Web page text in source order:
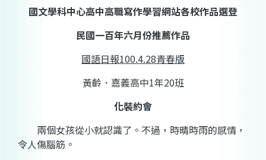
國文學科中心高中高職寫作學習網站各校作品選登
民國一百年六月份推薦作品
國語日報100.4.28青春版
黃齡．嘉義高中1年20班
化裝約會
兩個女孩從小就認識了。不過，時晴時雨的感情，
令人傷腦筋。